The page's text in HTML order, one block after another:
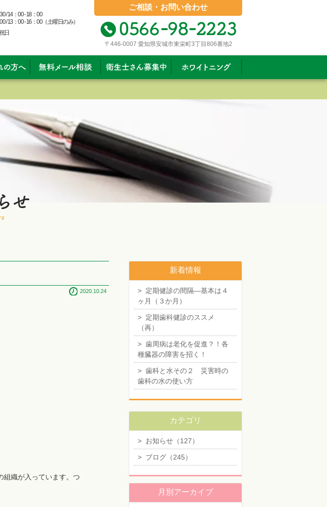
/ 14：00 - 18：00
/ 13：00 - 16：00（土曜日のみ）
日
ご相談・お問い合わせ
〒446-0007 愛知県安城市東栄町3丁目806番地2
2020.10.24
組織が入っています。つ
新着情報
> 定期健診の間隔―基本は４
ヶ月（３か月）
> 定期歯科健診のススメ
（再）
> 歯周病は老化を促進？！各
種臓器の障害を招く！
> 歯科と水その２ 災害時の
歯科の水の使い方
カテゴリ
> お知らせ（127）
> ブログ（245）
月別アーカイブ